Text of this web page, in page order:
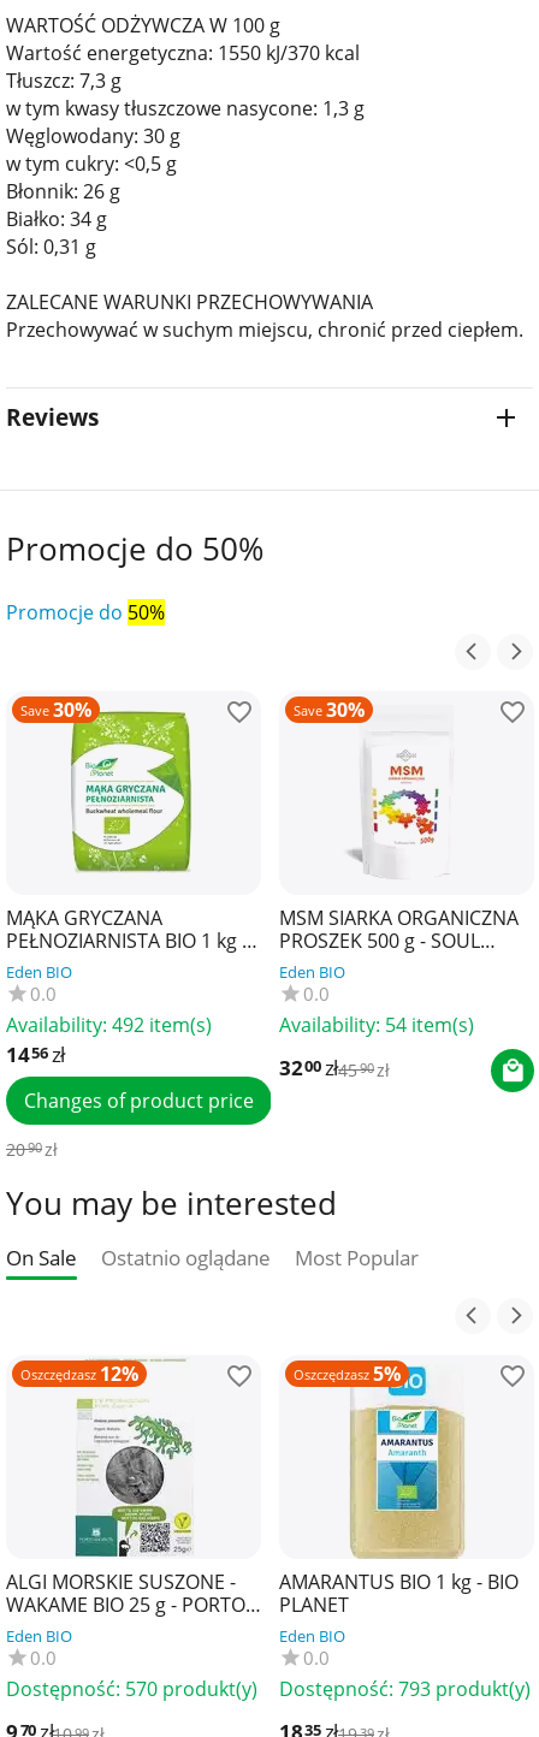
WARTOŚĆ ODŻYWCZA W 100 g
Wartość energetyczna: 1550 kJ/370 kcal
Tłuszcz: 7,3 g
w tym kwasy tłuszczowe nasycone: 1,3 g
Węglowodany: 30 g
w tym cukry: <0,5 g
Błonnik: 26 g
Białko: 34 g
Sól: 0,31 g
ZALECANE WARUNKI PRZECHOWYWANIA
Przechowywać w suchym miejscu, chronić przed ciepłem.
Reviews
Promocje do 50%
Promocje do 50%
Save 30%
MĄKA GRYCZANA
PEŁNOZIARNISTA BIO 1 kg -
BIO PLANET
Eden BIO
0.0
Availability: 492 item(s)
1456zł
Changes of product price
2090zł
Save 30%
MSM SIARKA ORGANICZNA
PROSZEK 500 g - SOUL
FARM
Eden BIO
0.0
Availability: 54 item(s)
3200zł4590zł
You may be interested
On Sale Ostatnio oglądane Most Popular
Oszczędzasz 12%
ALGI MORSKIE SUSZONE -
WAKAME BIO 25 g - PORTO
MUINOS
Eden BIO
0.0
Dostępność: 570 produkt(y)
70 99
Oszczędzasz 5%
AMARANTUS BIO 1 kg - BIO
PLANET
Eden BIO
0.0
Dostępność: 793 produkt(y)
35 39